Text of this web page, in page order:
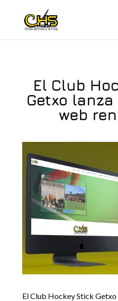
El Club
Getxo
web
El Club Hockey Stick Getxo